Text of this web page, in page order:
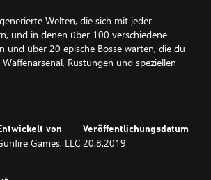
Welten, die sich mit jeder
und in denen über 100 verschiedene
und über 20 epische Bosse warten, die du
Rüstungen und speziellen
tödliche Feinde und epische Bosse
100 verschiedenen, tödlichen
alles geben müssen, um zu überleben.
von
Games, LLC
Veröffentlichungsdatum
20.8.2019